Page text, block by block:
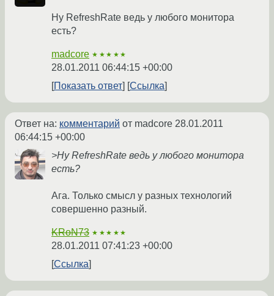
Ну RеfreshRate ведь у любого монитора
есть?
madcore ★★★★★
28.01.2011 06:44:15 +00:00
Показать ответ
Ссылка
Ответ на: комментарий от madcore 28.01.2011
06:44:15 +00:00
>Ну RеfreshRate ведь у любого монитора
есть?
Ага. Только смысл у разных технологий
совершенно разный.
KRoN73 ★★★★★
28.01.2011 07:41:23 +00:00
Ссылка